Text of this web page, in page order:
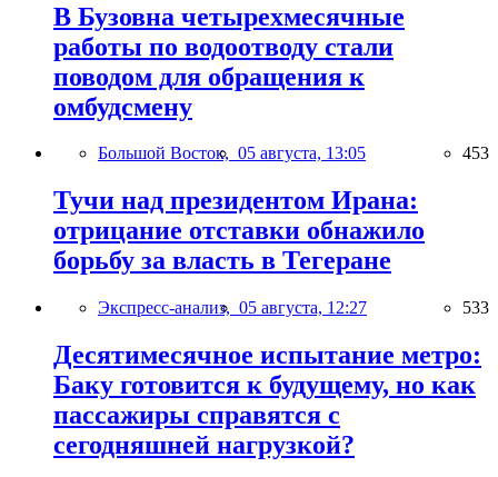
В Бузовна четырехмесячные
работы по водоотводу стали
поводом для обращения к
омбудсмену
Большой Восток, 05 августа, 13:05 453
Тучи над президентом Ирана:
отрицание отставки обнажило
борьбу за власть в Тегеране
Экспресс-анализ, 05 августа, 12:27 533
Десятимесячное испытание метро:
Баку готовится к будущему, но как
пассажиры справятся с
сегодняшней нагрузкой?